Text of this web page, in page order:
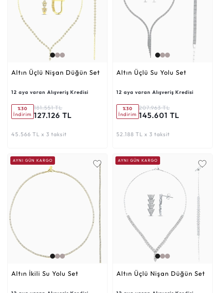
Altın Üçlü Nişan Düğün Set
12 aya varan Alışveriş Kredisi
%30
İndirim
181.551 TL
127.126 TL
45.566 TL x 3 taksit
Altın Üçlü Su Yolu Set
12 aya varan Alışveriş Kredisi
%30
İndirim
207.963 TL
145.601 TL
52.188 TL x 3 taksit
AYNI GÜN KARGO
Altın İkili Su Yolu Set
AYNI GÜN KARGO
Altın Üçlü Nişan Düğün Set